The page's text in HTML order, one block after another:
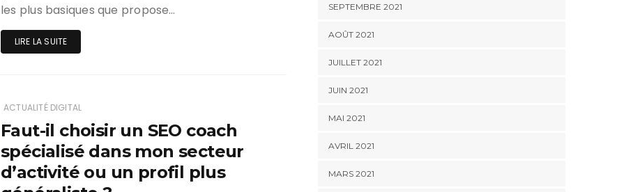
les plus basiques que propose…
LIRE LA SUITE
ACTUALITÉ DIGITAL
Faut-il choisir un SEO coach
spécialisé dans mon secteur
d’activité ou un profil plus
SEPTEMBRE 2021
AOÛT 2021
JUILLET 2021
JUIN 2021
MAI 2021
AVRIL 2021
MARS 2021